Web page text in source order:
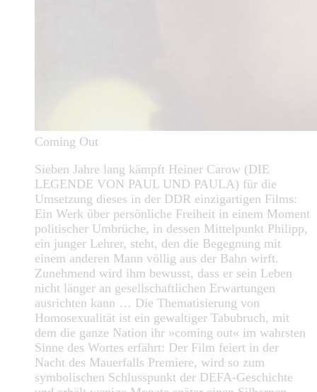
Coming Out
Sieben Jahre lang kämpft Heiner Carow (DIE
LEGENDE VON PAUL UND PAULA) für die
Umsetzung dieses in der DDR einzigartigen Films:
Ein Werk über persönliche Freiheit in einem Moment
politischer Umbrüche, in dessen Mittelpunkt Philipp,
ein junger Lehrer, steht, den die Begegnung mit
einem anderen Mann völlig aus der Bahn wirft.
Zunehmend wird ihm bewusst, dass er sein Leben
nicht länger an gesellschaftlichen Erwartungen
ausrichten kann … Die Thematisierung von
Homosexualität ist ein gewaltiger Tabubruch, mit
dem die ganze Nation ihr »coming out« im wahrsten
Sinne des Wortes erfährt: Der Film feiert in der
Nacht des Mauerfalls Premiere, wird so zum
symbolischen Schlusspunkt der DEFA-Geschichte